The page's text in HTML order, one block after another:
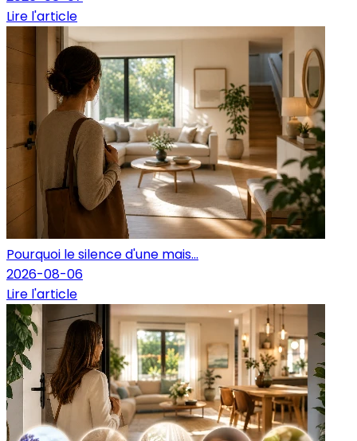
Lire l'article
Pourquoi le silence d'une mais...
2026-08-06
Lire l'article